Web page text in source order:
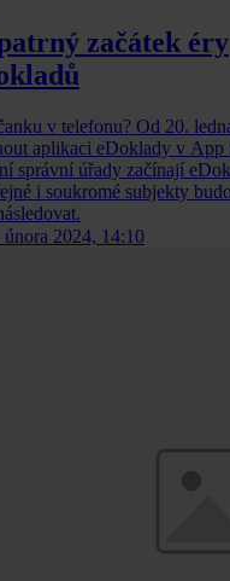
začátek éry
v telefonu? Od 20.
aplikaci eDoklady v App
správní úřady začínají
i soukromé subjekty
února 2024, 14:10